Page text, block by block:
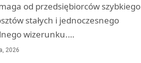
od przedsiębiorców szybkiego
stałych i jednoczesnego
wizerunku.…
2026